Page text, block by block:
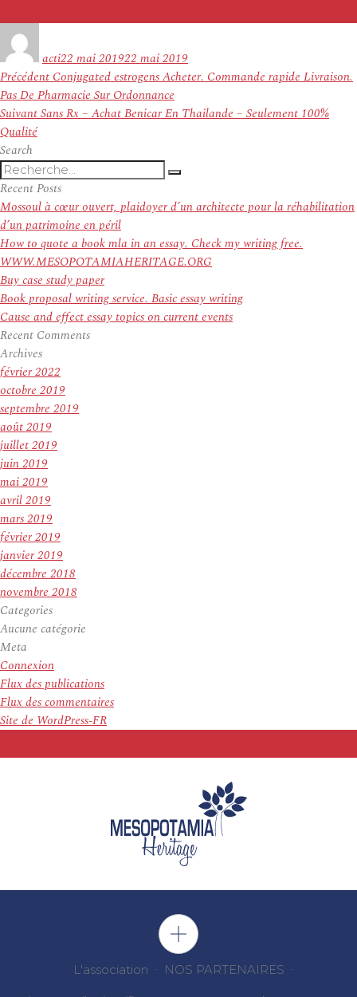
actile
22 mai 201922 mai 2019
Navigation
de
l’article
Précédent Article
précédent :
Conjugated estrogens Acheter. Commande rapide Livraison.
Pas De Pharmacie Sur Ordonnance
SuivantArticle
Sans Rx – Achat Benicar En Thailande – Seulement 100%
Qualité
Search
Recherche
pour
:
Recherche
Recent Posts
Mossoul à cœur ouvert, plaidoyer d’un architecte pour la réhabilitation
d’un patrimoine en péril
How to quote a book mla in an essay. Check my writing free.
WWW.MESOPOTAMIAHERITAGE.ORG
Buy case study paper
Book proposal writing service. Basic essay writing
Cause and effect essay topics on current events
Recent Comments
Archives
février 2022
octobre 2019
septembre 2019
août 2019
juillet 2019
juin 2019
mai 2019
avril 2019
mars 2019
février 2019
janvier 2019
décembre 2018
novembre 2018
Categories
Aucune catégorie
Meta
Connexion
Flux des publications
Flux des commentaires
Site de WordPress-FR
L'association NOS PARTENAIRES